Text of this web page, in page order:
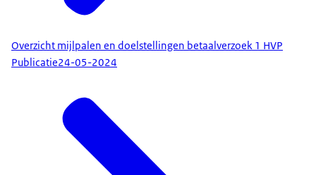
Overzicht mijlpalen en doelstellingen betaalverzoek 1 HVP
Publicatie24-05-2024